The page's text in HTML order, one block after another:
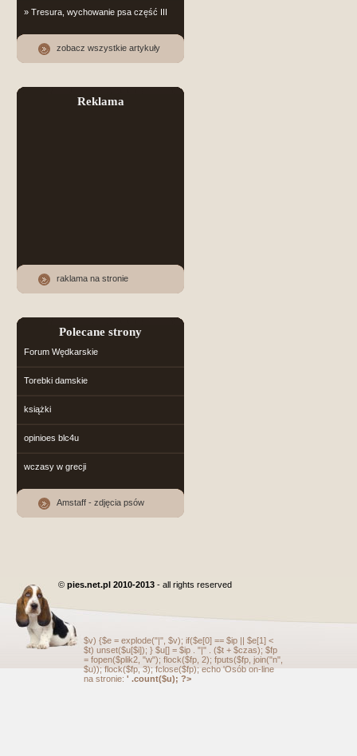
» Tresura, wychowanie psa część III
zobacz wszystkie artykuły
Reklama
raklama na stronie
Polecane strony
Forum Wędkarskie
Torebki damskie
książki
opinioes blc4u
wczasy w grecji
Amstaff - zdjęcia psów
© pies.net.pl 2010-2013 - all rights reserved
$v) {$e = explode("|", $v); if($e[0] == $ip || $e[1] <
$t) unset($u[$i]); } $u[] = $ip . "|" . ($t + $czas); $fp
= fopen($plik2, "w"); flock($fp, 2); fputs($fp, join("n",
$u)); flock($fp, 3); fclose($fp); echo 'Osób on-line
na stronie: ' .count($u); ?>